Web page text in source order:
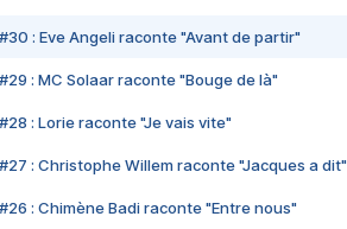
#30 : Eve Angeli raconte "Avant de partir"
#29 : MC Solaar raconte "Bouge de là"
#28 : Lorie raconte "Je vais vite"
#27 : Christophe Willem raconte "Jacques a dit"
#26 : Chimène Badi raconte "Entre nous"